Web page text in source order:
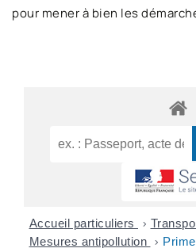
pour mener à bien les
Accueil particuliers >
Mesures antipollution >